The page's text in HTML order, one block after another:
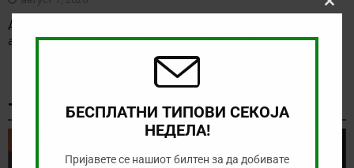
Денес нема солидна понуда за обложување, а ние ќе го
анализираме дуелот од норвешката лига[…]
ТИКЕТ НА ДЕНОТ
Close
БЕСПЛАТНИ ТИПОВИ СЕКОЈА
НЕДЕЛА!
Пријавете се нашиот билтен за да добивате